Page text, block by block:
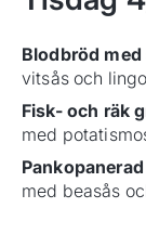
Blodbröd
vitsås och
Fisk- och räk
med
med beasås